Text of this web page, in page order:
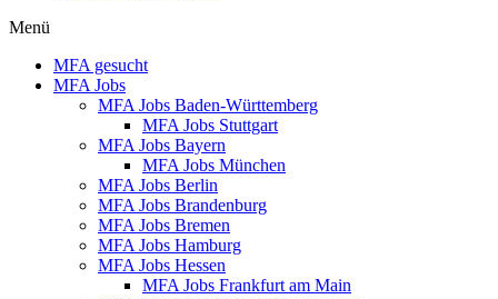
Menü
MFA gesucht
MFA Jobs
MFA Jobs Baden-Württemberg
MFA Jobs Stuttgart
MFA Jobs Bayern
MFA Jobs München
MFA Jobs Berlin
MFA Jobs Brandenburg
MFA Jobs Bremen
MFA Jobs Hamburg
MFA Jobs Hessen
MFA Jobs Frankfurt am Main